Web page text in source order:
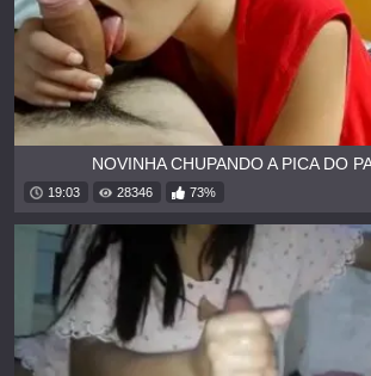
NOVINHA CHUPANDO A PICA DO
19:03 28346 73%